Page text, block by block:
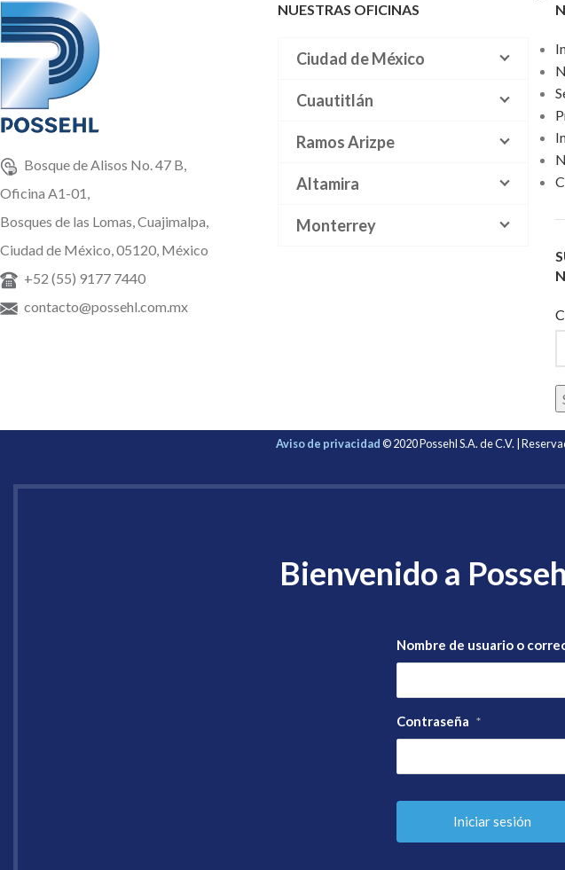
sacos de: 400 Kg, .400 TM, .500 TM,
.600 TM, .800 TM, 1 TM, 1.2 TM, 1.5
TM y Granel
.600 TM, .800 TM, 1 TM, 1.2 TM, 1.5
Bosque de Alisos No. 47 B,
Oficina A1-01,
Bosques de las Lomas, Cuajimalpa,
Ciudad de México, 05120, México
+52 (55) 9177 7440
contacto@possehl.com.mx
NUESTRAS OFICINAS
Ciudad de México
Cuautitlán
Ramos Arizpe
Altamira
Monterrey
Aviso de privacidad© 2020 Possehl S.A. de C.V. |
Bienvenido a
Nombre de usuario o
Contraseña *